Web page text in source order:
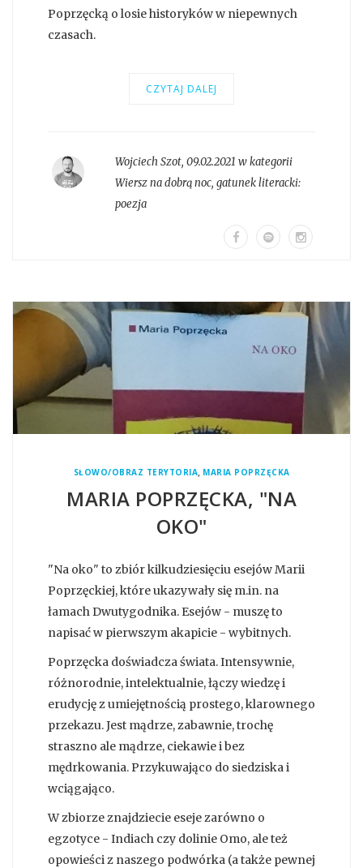
Poprzęcką o losie historyków w niepewnych
czasach.
CZYTAJ DALEJ
Wojciech Szot, 09.02.2021 w kategorii
Wiersz na dobrą noc, gatunek literacki:
poezja
SŁOWO/OBRAZ TERYTORIA, MARIA POPRZĘCKA
MARIA POPRZĘCKA, "NA
OKO"
"Na oko" to zbiór kilkudziesięciu esejów Marii
Poprzęckiej, które ukazywały się m.in. na
łamach Dwutygodnika. Esejów - muszę to
napisać w pierwszym akapicie - wybitnych.
Poprzęcka doświadcza świata. Intensywnie,
różnorodnie, intelektualnie, łączy wiedzę i
erudycję z umiejętnością prostego, klarownego
przekazu. Jest mądrze, zabawnie, trochę
straszno ale mądrze, ciekawie i bez
mędrkowania. Przykuwająco do siedziska i
wciągająco.
W zbiorze znajdziecie eseje zarówno o
egzotyce - Indiach czy dolinie Omo, ale też
opowieści z naszego podwórka (a także pewnej